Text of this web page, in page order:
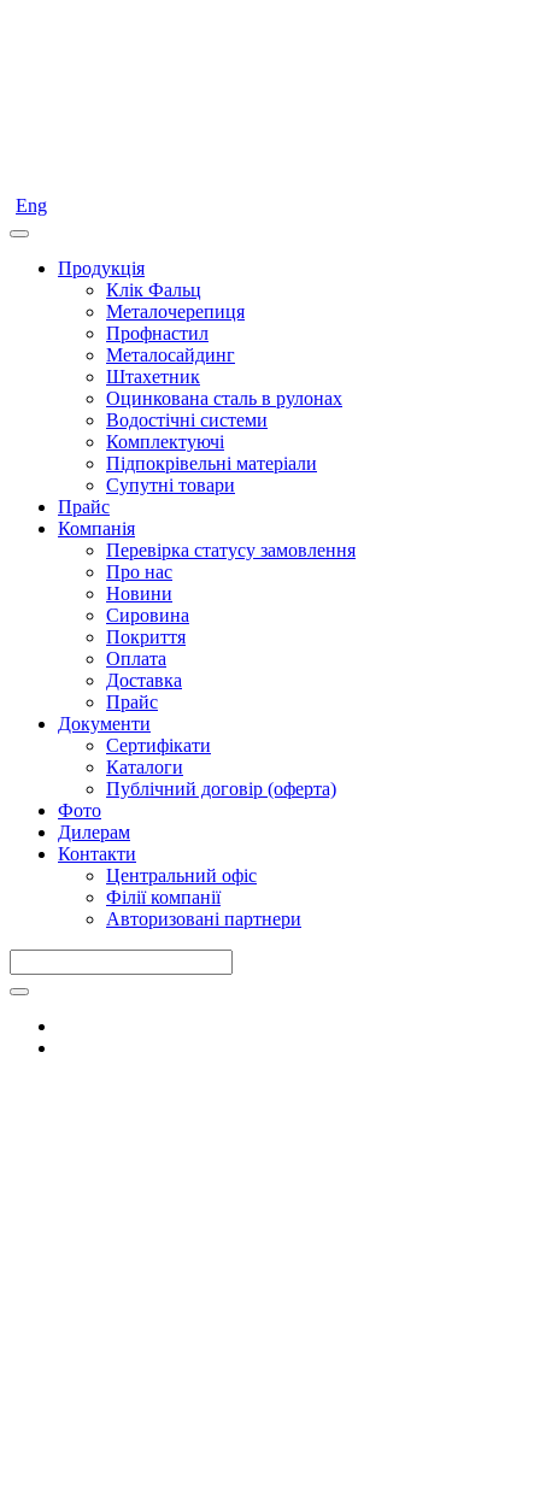
Eng
Продукція
Клік Фальц
Металочерепиця
Профнастил
Металосайдинг
Штахетник
Оцинкована сталь в рулонах
Водостічні системи
Комплектуючі
Підпокрівельні матеріали
Супутні товари
Прайс
Компанія
Перевірка статусу замовлення
Про нас
Новини
Сировина
Покриття
Оплата
Доставка
Прайс
Документи
Сертифікати
Каталоги
Публічний договір (оферта)
Фото
Дилерам
Контакти
Центральний офіс
Філії компанії
Авторизовані партнери